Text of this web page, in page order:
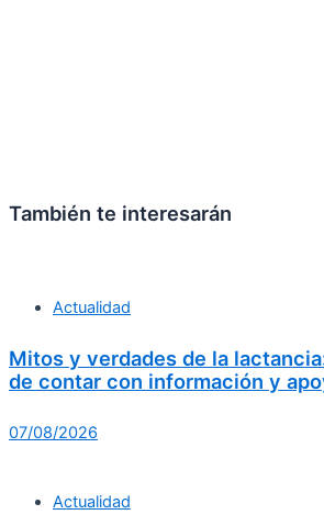
También te interesarán
Actualidad
Mitos y verdades de la
de contar con información y
07/08/2026
Actualidad